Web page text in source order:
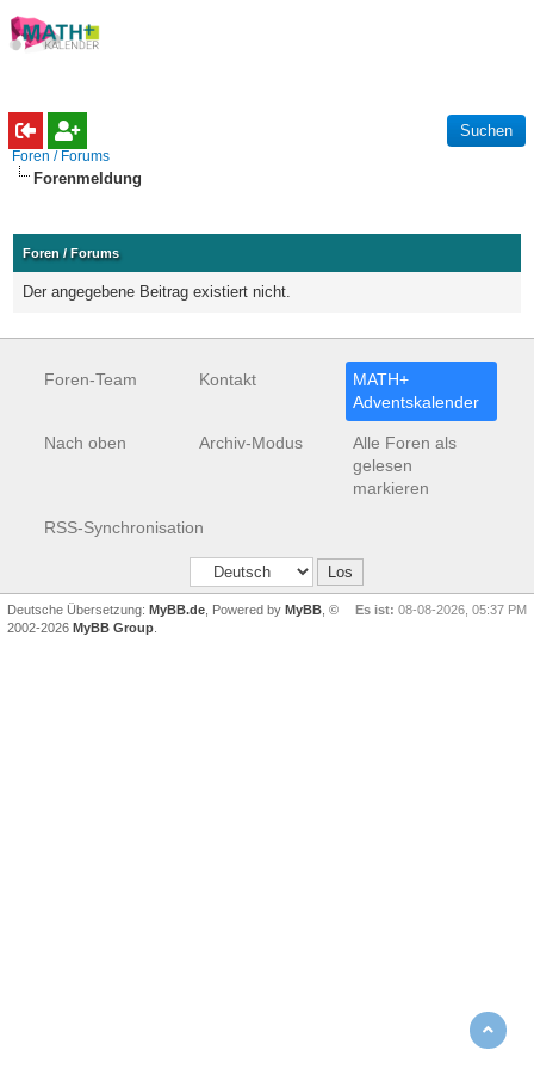
Foren / Forums
Forenmeldung
Foren / Forums
Der angegebene Beitrag existiert nicht.
Foren-Team Kontakt
MATH+
Adventskalender
Nach oben Archiv-Modus
Alle Foren als
gelesen
markieren
RSS-Synchronisation
Es ist: 08-08-2026, 05:37 PM
Deutsche Übersetzung: MyBB.de , Powered by MyBB , ©
2002-2026 MyBB Group